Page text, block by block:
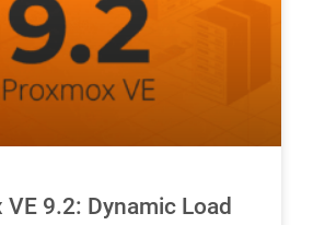
9.2: Dynamic Load